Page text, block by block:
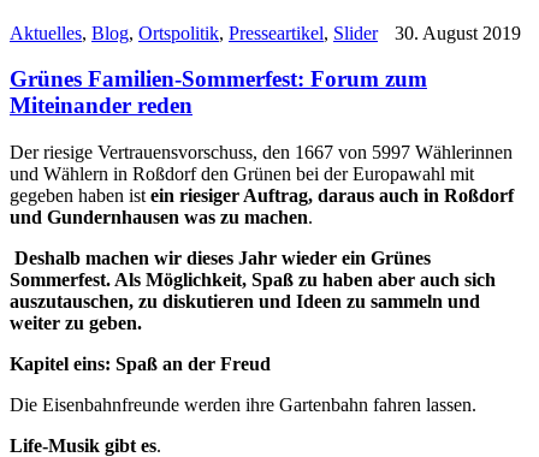
Aktuelles, Blog, Ortspolitik, Presseartikel, Slider 30. August 2019
Grünes Familien-Sommerfest: Forum zum
Miteinander reden
Der riesige Vertrauensvorschuss, den 1667 von 5997 Wählerinnen
und Wählern in Roßdorf den Grünen bei der Europawahl mit
gegeben haben ist ein riesiger Auftrag, daraus auch in Roßdorf
und Gundernhausen was zu machen.
Deshalb machen wir dieses Jahr wieder ein Grünes
Sommerfest. Als Möglichkeit, Spaß zu haben aber auch sich
auszutauschen, zu diskutieren und Ideen zu sammeln und
weiter zu geben.
Kapitel eins: Spaß an der Freud
Die Eisenbahnfreunde werden ihre Gartenbahn fahren lassen.
Life-Musik gibt es.